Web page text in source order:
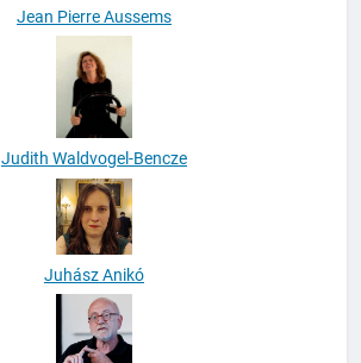
Jean Pierre Aussems
Judith Waldvogel-Bencze
Juhász Anikó